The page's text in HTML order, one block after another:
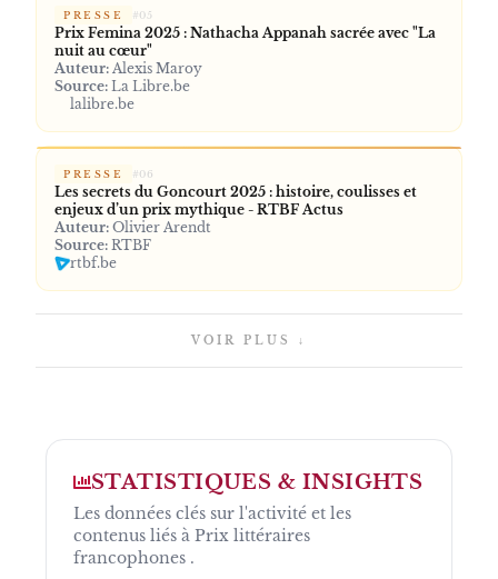
PRESSE #05
Prix Femina 2025 : Nathacha Appanah sacrée avec "La
nuit au cœur"
Auteur: Alexis Maroy
Source: La Libre.be
lalibre.be
PRESSE #06
Les secrets du Goncourt 2025 : histoire, coulisses et
enjeux d’un prix mythique - RTBF Actus
Auteur: Olivier Arendt
Source: RTBF
rtbf.be
VOIR PLUS ↓
STATISTIQUES & INSIGHTS
Les données clés sur l'activité et les
contenus liés à Prix littéraires
francophones .